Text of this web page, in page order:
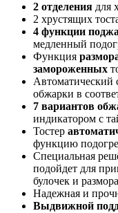
2 отделения для
2 хрустящих
4 функции
медленный
Функция
замороженных
Автоматический
обжарки в
7 вариантов
индикатором с
Тостер
функцию
Специальная
подойдет для
булочек и
Надежная и
Выдвижной